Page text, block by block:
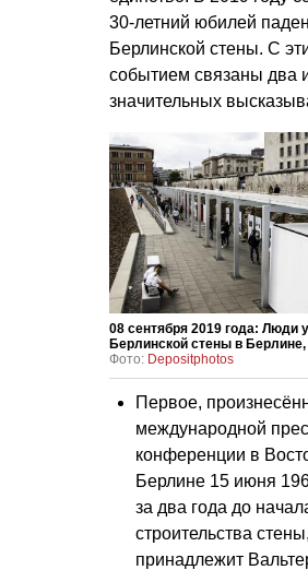
30-летний юбилей
Берлинской стены. С
событием связаны два
значительных
08 сентября 2019 года: Люди
Берлинской стены в
Фото: Depositphotos
Первое,
международной
конференции в
Берлине 15 июня
за два года до
строительства стены,
принадлежит